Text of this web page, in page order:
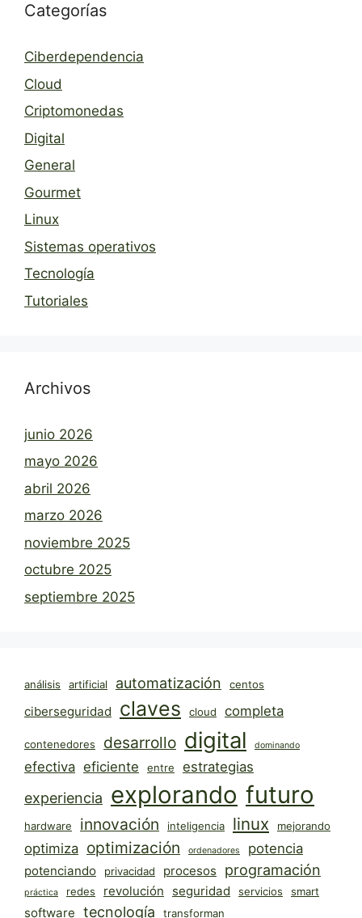
Categorías
Ciberdependencia
Cloud
Criptomonedas
Digital
General
Gourmet
Linux
Sistemas operativos
Tecnología
Tutoriales
Archivos
junio 2026
mayo 2026
abril 2026
marzo 2026
noviembre 2025
octubre 2025
septiembre 2025
análisis artificial automatización centos
ciberseguridad claves cloud completa
contenedores desarrollo digital dominando
efectiva eficiente entre estrategias
experiencia explorando futuro
hardware innovación inteligencia linux mejorando
optimiza optimización ordenadores potencia
potenciando privacidad procesos programación
práctica redes revolución seguridad servicios smart
software tecnología transforman